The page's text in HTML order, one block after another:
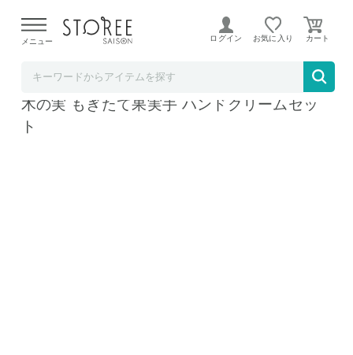
よる配送遅延が発生しております。
メニュー ログイン お気に入り
タマチャンショップ Hadamanma とろける
木の実 もぎたて果実手 ハンドクリームセッ
ト